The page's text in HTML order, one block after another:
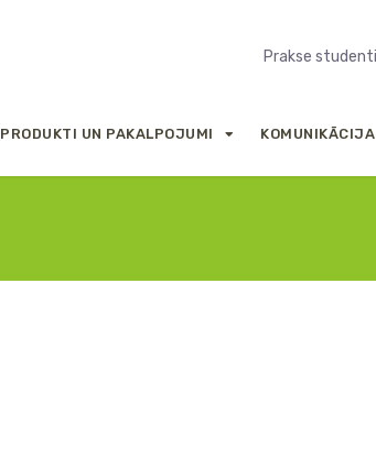
Prakse
PRODUKTI UN PAKALPOJUMI KOMUNIKĀCIJA